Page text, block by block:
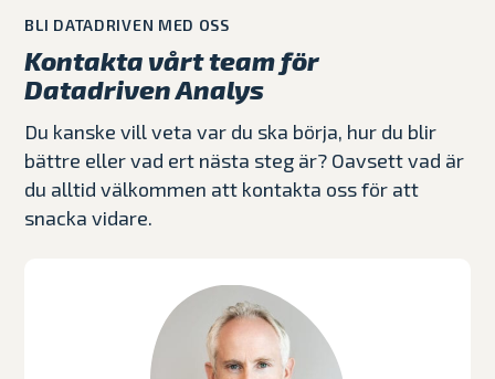
BLI DATADRIVEN MED OSS
Kontakta vårt team för
Datadriven Analys
Du kanske vill veta var du ska börja, hur du blir
bättre eller vad ert nästa steg är? Oavsett vad är
du alltid välkommen att kontakta oss för att
snacka vidare.